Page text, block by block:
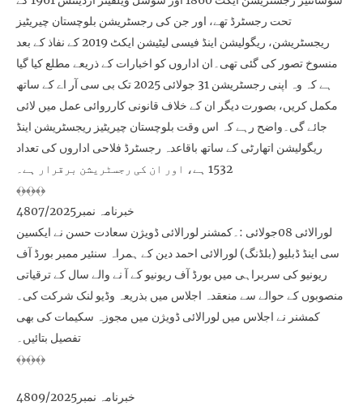
تحت رجسٹرڈ تھے، اور جن کی رجسٹریشن بلوچستان چیریٹیز
ریجسٹریشن، ریگولیشن اینڈ فیسی لیٹیشن ایکٹ 2019 کے نفاذ کے بعد
منسوخ تصور کی گئی تھی۔ان اداروں کو اخبارات کے ذریعے مطلع کیا گیا
ہے کہ وہ اپنی رجسٹریشن 31 جولائی 2025 تک بی سی آر اے کے ساتھ
مکمل کریں، بصورت دیگر ان کے خلاف قانونی کارروائی عمل میں لائی
جائے گی۔واضح رہے کہ اس وقت بلوچستان چیریٹیز ریجسٹریشن اینڈ
ریگولیشن اتھارٹی کے ساتھ باقاعدہ رجسٹرڈ فلاحی اداروں کی تعداد
1532 ہے، اور ان کی رجسٹریشن برقرار ہے۔
﴾﴿﴾﴿﴾﴿
خبرنامہ نمبر4807/2025
لورالائی 08جولائی :۔کمشنر لورالائی ڈویژن سعادت حسن نے ایکسین
سی اینڈ ڈبلیو (بلڈنگ) لورالائی احمد دین کے ہمراہ سنئیر ممبر بورڈ آف
ریونیو کی سربراہی میں بورڈ آف ریونیو کے آ نے والے سال کے ترقیاتی
منصوبوں کے حوالے سے منعقدہ اجلاس میں بذریعہ وڈیو لنک شرکت کی۔
کمشنر نے اجلاس میں لورالائی ڈویژن میں مجوزہ سکیمات کی بھی
تفصیل بتائیں۔
﴾﴿﴾﴿﴾﴿
خبرنامہ نمبر4809/2025